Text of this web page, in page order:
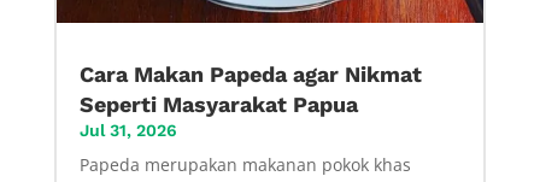
Cara Makan Papeda agar Nikmat
Seperti Masyarakat Papua
Jul 31, 2026
Papeda merupakan makanan pokok khas